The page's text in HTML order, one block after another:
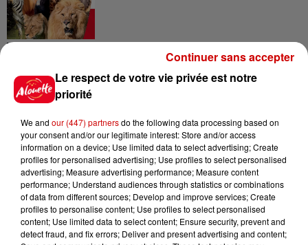
Destination Vacances - Gagnez
votre séjour en famille au cœur
de la...
Destination Vacances : inscrivez-
vous !
Le respect de votre vie privée est notre
priorité
We and our (447) partnersdo the following data processing based on
your consent and/or our legitimate interest: Store and/or access
information on a device; Use limited data to select advertising; Create
profiles for personalised advertising; Use profiles to select personalised
advertising; Measure advertising performance; Measure content
performance; Understand audiences through statistics or combinations
of data from different sources; Develop and improve services; Create
profiles to personalise content; Use profiles to select personalised
content; Use limited data to select content; Ensure security, prevent and
detect fraud, and fix errors; Deliver and present advertising and content;
Continuer sans accepter